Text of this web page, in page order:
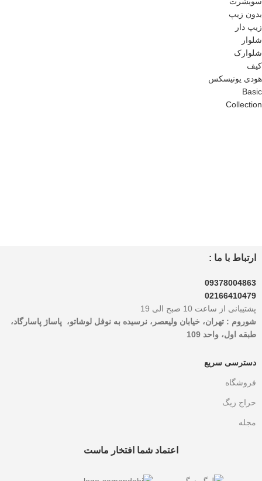
بدون زیپ
زیپ دار
شلوار
شلوارک
کیف
هودی یونیسکس
Basic
Collection
ارتباط با ما :
09378004863
02166410479
پشتیبانی از ساعت 10 صبح الی 19
شوروم :‌ تهران، خیابان ولیعصر، نرسیده به نوفل لوشاتو، پاساژ پاسارگاد،
طبقه اول، واحد 109
دسترسی سریع
فروشگاه
حراج زیگ
مجله
اعتماد شما افتخار ماست